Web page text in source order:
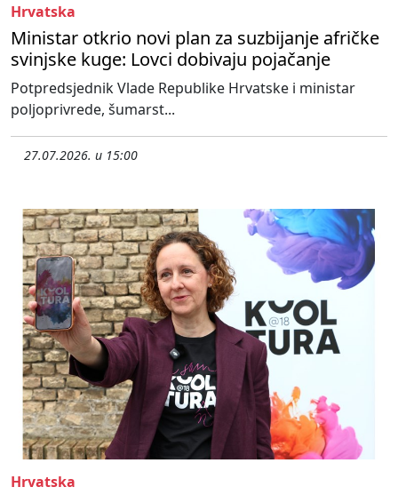
Hrvatska
Ministar otkrio novi plan za suzbijanje afričke
svinjske kuge: Lovci dobivaju pojačanje
Potpredsjednik Vlade Republike Hrvatske i ministar
poljoprivrede, šumarst...
27.07.2026. u 15:00
Hrvatska